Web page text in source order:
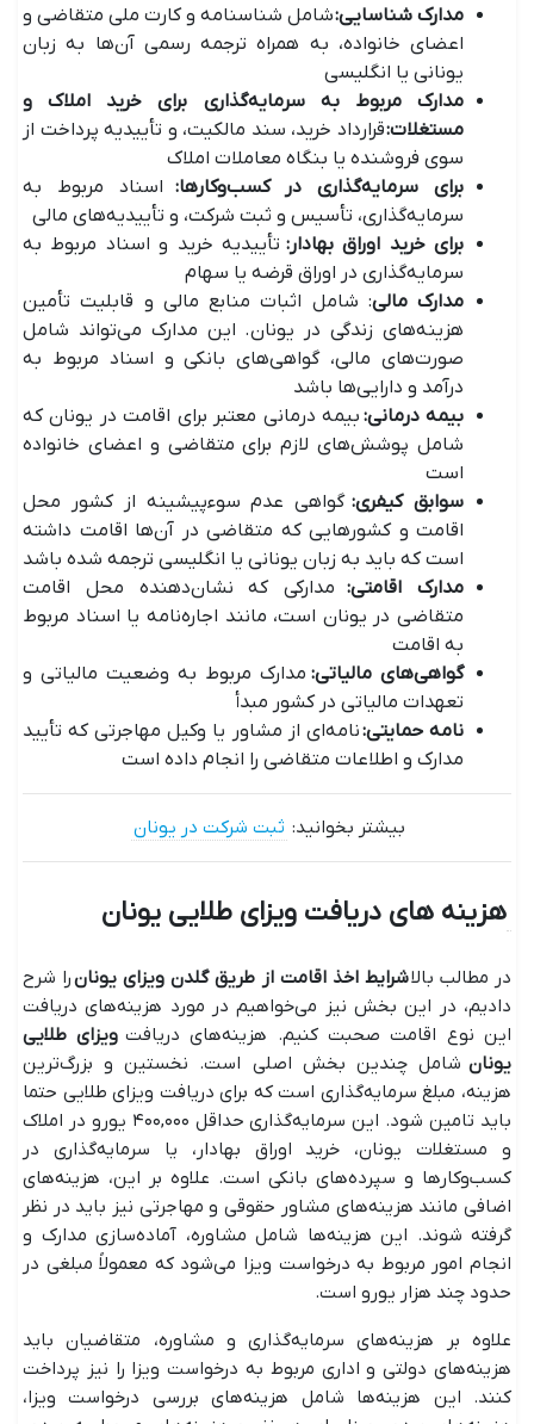
مدارک شناسایی:شامل شناسنامه و کارت ملی متقاضی و
اعضای خانواده، به همراه ترجمه رسمی آن‌ها به زبان
یونانی یا انگلیسی
مدارک مربوط به سرمایه‌گذاری برای خرید املاک و
مستغلات:قرارداد خرید، سند مالکیت، و تأییدیه پرداخت از
سوی فروشنده یا بنگاه معاملات املاک
برای سرمایه‌گذاری در کسب‌وکار‌ها: اسناد مربوط به
سرمایه‌گذاری، تأسیس و ثبت شرکت، و تأییدیه‌های مالی
برای خرید اوراق بهادار: تأییدیه خرید و اسناد مربوط به
سرمایه‌گذاری در اوراق قرضه یا سهام
مدارک مالی: شامل اثبات منابع مالی و قابلیت تأمین
هزینه‌های زندگی در یونان. این مدارک می‌تواند شامل
صورت‌های مالی، گواهی‌های بانکی و اسناد مربوط به
درآمد و دارایی‌ها باشد
بیمه درمانی: بیمه درمانی معتبر برای اقامت در یونان که
شامل پوشش‌های لازم برای متقاضی و اعضای خانواده
است
سوابق کیفری:گواهی عدم سوءپیشینه از کشور محل
اقامت و کشور‌هایی که متقاضی در آن‌ها اقامت داشته
است که باید به زبان یونانی یا انگلیسی ترجمه شده باشد
مدارک اقامتی:مدارکی که نشان‌دهنده محل اقامت
متقاضی در یونان است، مانند اجاره‌نامه یا اسناد مربوط
به اقامت
گواهی‌های مالیاتی: مدارک مربوط به وضعیت مالیاتی و
تعهدات مالیاتی در کشور مبدأ
نامه حمایتی:نامه‌ای از مشاور یا وکیل مهاجرتی که تأیید
مدارک و اطلاعات متقاضی را انجام داده است
بیشتر بخوانید: ثبت شرکت در یونان
هزینه های دریافت ویزای طلایی یونان
در مطالب بالاشرایط اخذ اقامت از طریق گلدن ویزای یونانرا شرح
دادیم، در این بخش نیز می‌خواهیم در مورد هزینه‌های دریافت
این نوع اقامت صحبت کنیم. هزینه‌های دریافت ویزای طلایی
یونان شامل چندین بخش اصلی است. نخستین و بزرگ‌ترین
هزینه، مبلغ سرمایه‌گذاری است که برای دریافت ویزای طلایی حتما
باید تامین شود. این سرمایه‌گذاری حداقل ۴۰۰,۰۰۰ یورو در املاک
و مستغلات یونان، خرید اوراق بهادار، یا سرمایه‌گذاری در
کسب‌وکار‌ها و سپرده‌های بانکی است. علاوه بر این، هزینه‌های
اضافی مانند هزینه‌های مشاور حقوقی و مهاجرتی نیز باید در نظر
گرفته شوند. این هزینه‌ها شامل مشاوره، آماده‌سازی مدارک و
انجام امور مربوط به درخواست ویزا می‌شود که معمولاً مبلغی در
حدود چند هزار یورو است.
علاوه بر هزینه‌های سرمایه‌گذاری و مشاوره، متقاضیان باید
هزینه‌های دولتی و اداری مربوط به درخواست ویزا را نیز پرداخت
کنند. این هزینه‌ها شامل هزینه‌های بررسی درخواست ویزا،